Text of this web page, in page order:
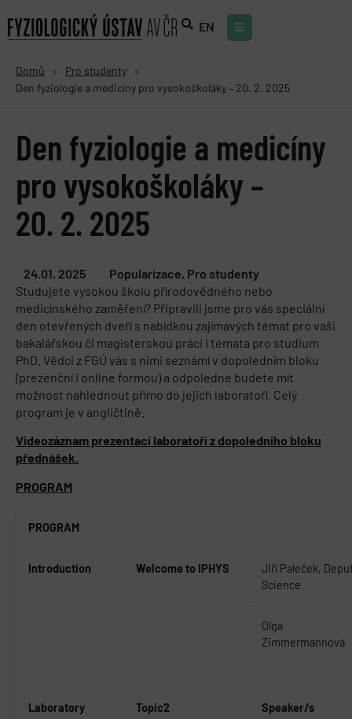
EN
Domů > Pro studenty >
Den fyziologie a medicíny pro vysokoškoláky – 20. 2. 2025
Den fyziologie a medicíny
pro vysokoškoláky –
20. 2. 2025
24.01. 2025 Popularizace, Pro studenty
Studujete vysokou školu přírodovědného nebo
medicínského zaměření? Připravili jsme pro vás speciální
den otevřených dveří s nabídkou zajímavých témat pro vaši
bakalářskou či magisterskou práci i témata pro studium
PhD. Vědci z FGÚ vás s nimi seznámí v dopoledním bloku
(prezenční i online formou) a odpoledne budete mít
možnost nahlédnout přímo do jejich laboratoří. Celý
program je v angličtině.
Videozáznam prezentací laboratoří z dopoledního bloku
přednášek.
PROGRAM
PROGRAM
Introduction Welcome to IPHYS
Jiří Paleček,
Science
Olga
Zimmermannová
Laboratory Topic2 Speaker/s